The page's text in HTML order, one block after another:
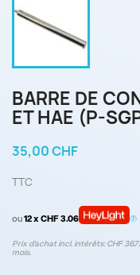
BARRE DE
ET HAE (P-
35,00 CHF
TTC
ou12 x CHF 3.06
Prix d’achat incl. intérêts: CHF
mois.